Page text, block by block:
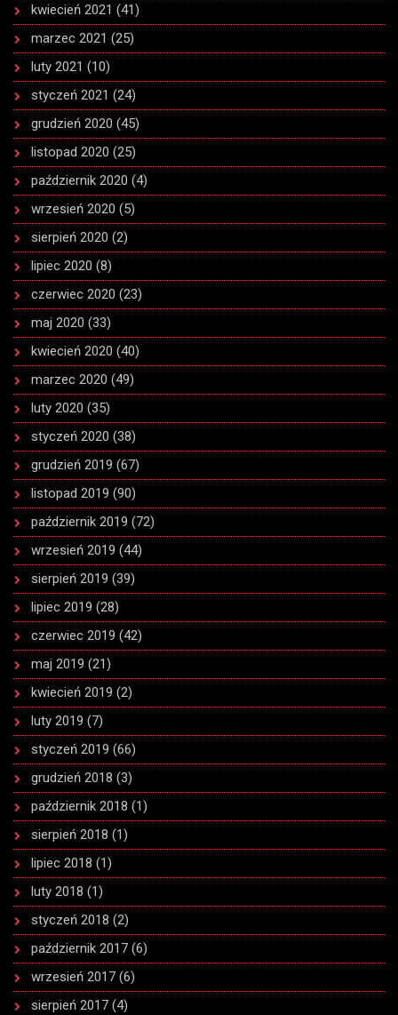
kwiecień 2021 (41)
marzec 2021 (25)
luty 2021 (10)
styczeń 2021 (24)
grudzień 2020 (45)
listopad 2020 (25)
październik 2020 (4)
wrzesień 2020 (5)
sierpień 2020 (2)
lipiec 2020 (8)
czerwiec 2020 (23)
maj 2020 (33)
kwiecień 2020 (40)
marzec 2020 (49)
luty 2020 (35)
styczeń 2020 (38)
grudzień 2019 (67)
listopad 2019 (90)
październik 2019 (72)
wrzesień 2019 (44)
sierpień 2019 (39)
lipiec 2019 (28)
czerwiec 2019 (42)
maj 2019 (21)
kwiecień 2019 (2)
luty 2019 (7)
styczeń 2019 (66)
grudzień 2018 (3)
październik 2018 (1)
sierpień 2018 (1)
lipiec 2018 (1)
luty 2018 (1)
styczeń 2018 (2)
październik 2017 (6)
wrzesień 2017 (6)
sierpień 2017 (4)